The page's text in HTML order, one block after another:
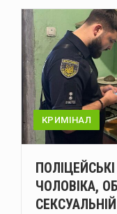
КРИМІНАЛ
ЧОЛОВІКА,